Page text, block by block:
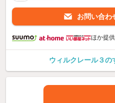
お問い合わ
ほか提供
ウィルクレール３の